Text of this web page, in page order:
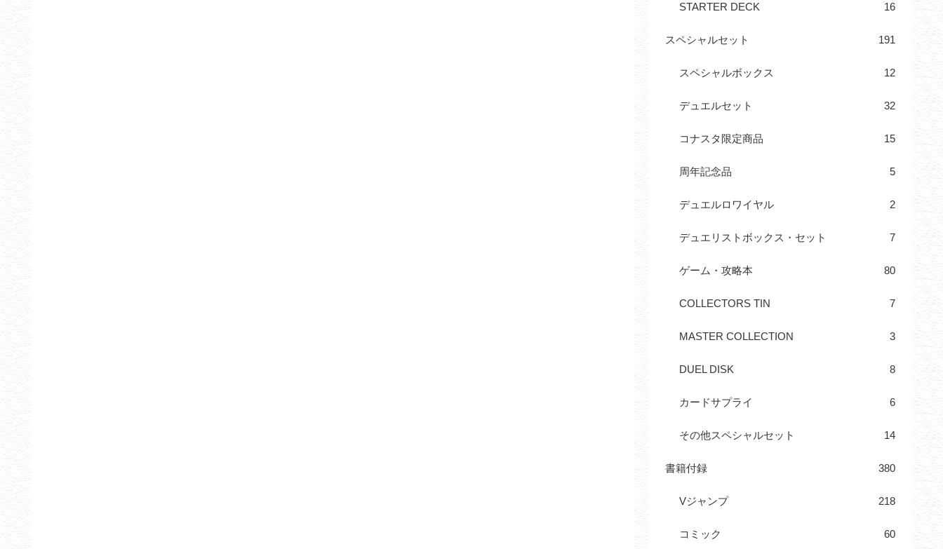
STARTER DECK 16
スペシャルセット 191
スペシャルボックス 12
デュエルセット 32
コナスタ限定商品 15
周年記念品 5
デュエルロワイヤル 2
デュエリストボックス・セット 7
ゲーム・攻略本 80
COLLECTORS TIN 7
MASTER COLLECTION 3
DUEL DISK 8
カードサプライ 6
その他スペシャルセット 14
書籍付録 380
Vジャンプ 218
コミック 60